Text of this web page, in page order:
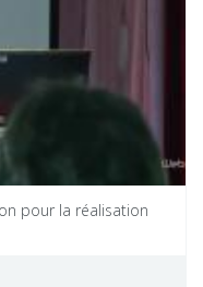
pour la réalisation